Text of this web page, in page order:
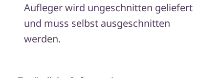
Aufleger wird ungeschnitten geliefert
und muss selbst ausgeschnitten
werden.